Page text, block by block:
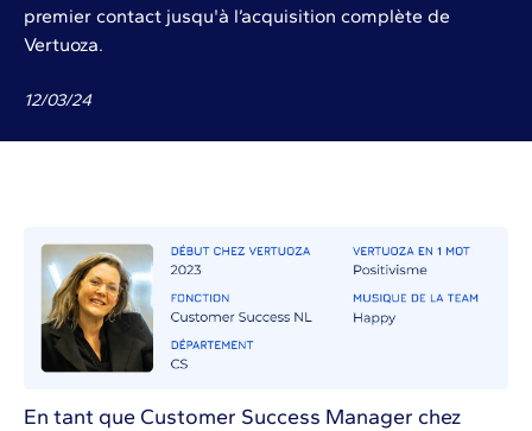
premier contact jusqu'à l’acquisition complète de
Vertuoza.
12/03/24
En tant que Customer Success Manager chez